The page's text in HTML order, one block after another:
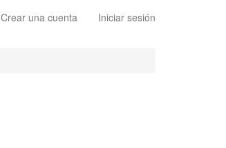
Crear una cuenta Iniciar sesión